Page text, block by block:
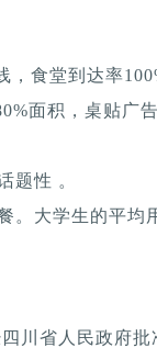
食堂到达率
面积，桌贴广
题性 。
。大学生的平均
川省人民政府批